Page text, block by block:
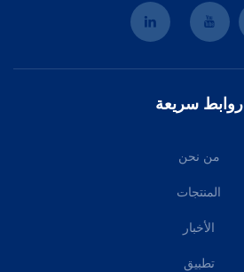
روابط سريعة
من نحن
المنتجات
الأخبار
تطبيق